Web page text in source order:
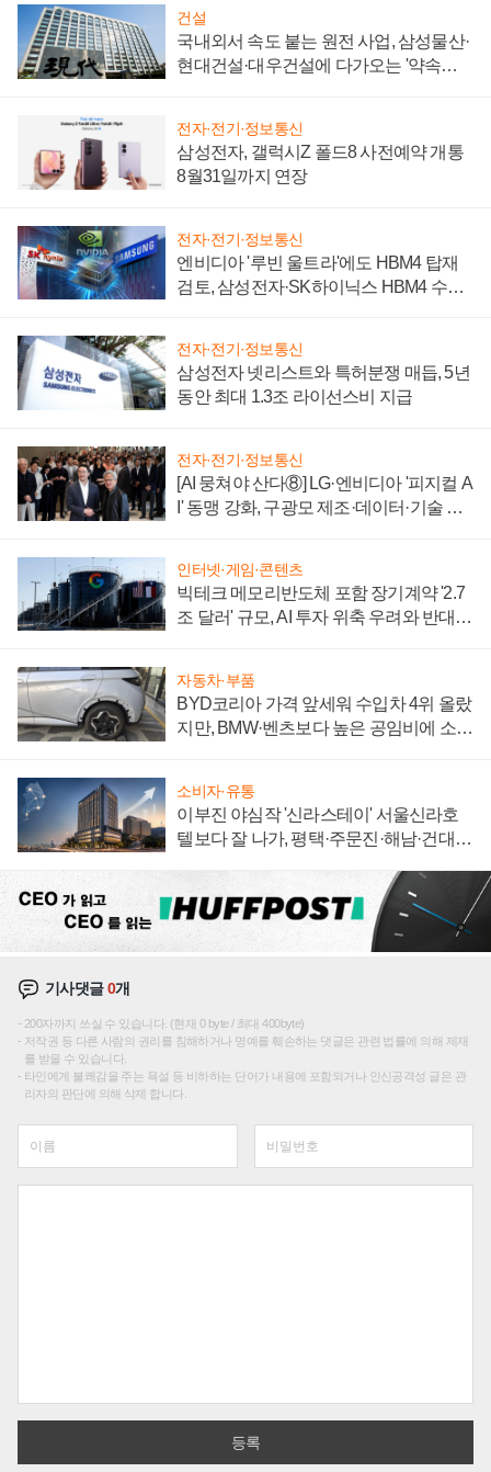
건설
국내외서 속도 붙는 원전 사업, 삼성물산·
현대건설·대우건설에 다가오는 '약속의
전자·전기·정보통신
삼성전자, 갤럭시Z 폴드8 사전예약 개통
8월31일까지 연장
전자·전기·정보통신
엔비디아 '루빈 울트라'에도 HBM4 탑재
검토, 삼성전자·SK하이닉스 HBM4 수율
전자·전기·정보통신
삼성전자 넷리스트와 특허분쟁 매듭, 5년
동안 최대 1.3조 라이선스비 지급
전자·전기·정보통신
[AI 뭉쳐야 산다⑧] LG·엔비디아 '피지컬 A
I' 동맹 강화, 구광모 제조·데이터·기술 결
인터넷·게임·콘텐츠
빅테크 메모리반도체 포함 장기계약 '2.7
조 달러' 규모, AI 투자 위축 우려와 반대
자동차·부품
BYD코리아 가격 앞세워 수입차 4위 올랐
지만, BMW·벤츠보다 높은 공임비에 소비
소비자·유통
이부진 야심작 '신라스테이' 서울신라호
텔보다 잘 나가, 평택·주문진·해남·건대로
기사댓글0개
200자까지 쓰실 수 있습니다. (현재 0 byte / 최대 400byte)
저작권 등 다른 사람의 권리를 침해하거나 명예를 훼손하는 댓글은 관련 법률에 의해 제재
를 받을 수 있습니다.
타인에게 불쾌감을 주는 욕설 등 비하하는 단어가 내용에 포함되거나 인신공격성 글은 관
리자의 판단에 의해 삭제 합니다.